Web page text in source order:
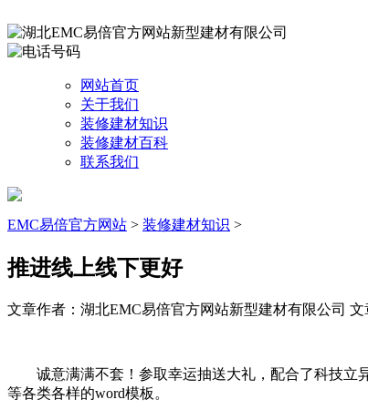
网站首页
关于我们
装修建材知识
装修建材百科
联系我们
EMC易倍官方网站 > 装修建材知识 >
推进线上线下更好
文章作者：湖北EMC易倍官方网站新型建材有限公司 文
诚意满满不套！参取幸运抽送大礼，配合了科技立异
等各类各样的word模板。